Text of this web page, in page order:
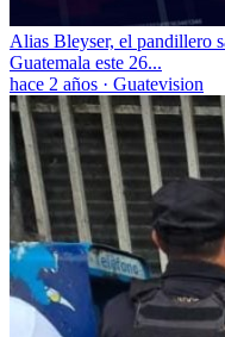
Alias Bleyser, el pandillero
Guatemala este 26...
hace 2 años · Guatevision